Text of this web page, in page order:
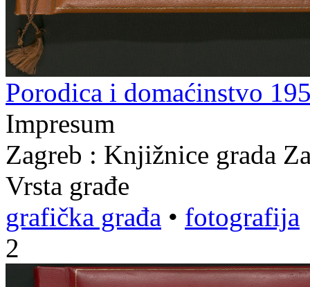
Porodica i domaćinstvo
Impresum
Zagreb : Knjižnice grada
Vrsta građe
grafička građa • fotografija
2